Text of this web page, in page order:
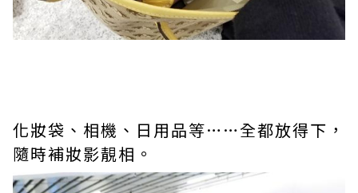
化妝袋、相機、日用品等……全都放得下，
隨時補妝影靚相。